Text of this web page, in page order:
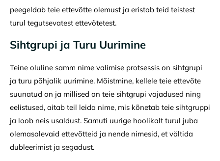
peegeldab teie ettevõtte olemust ja eristab teid teistest
turul tegutsevatest ettevõtetest.
Sihtgrupi ja Turu Uurimine
Teine oluline samm nime valimise protsessis on sihtgrupi
ja turu põhjalik uurimine. Mõistmine, kellele teie ettevõte
suunatud on ja millised on teie sihtgrupi vajadused ning
eelistused, aitab teil leida nime, mis kõnetab teie sihtgruppi
ja loob neis usaldust. Samuti uurige hoolikalt turul juba
olemasolevaid ettevõtteid ja nende nimesid, et vältida
dubleerimist ja segadust.